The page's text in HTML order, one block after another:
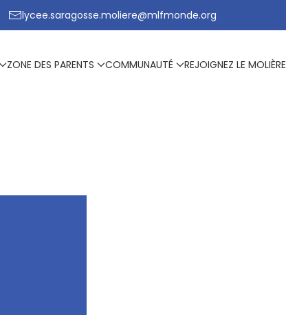
lycee.saragosse.moliere@mlfmonde.org
ZONE DES PARENTS COMMUNAUTÉ REJOIGNEZ LE MOLIÈRE